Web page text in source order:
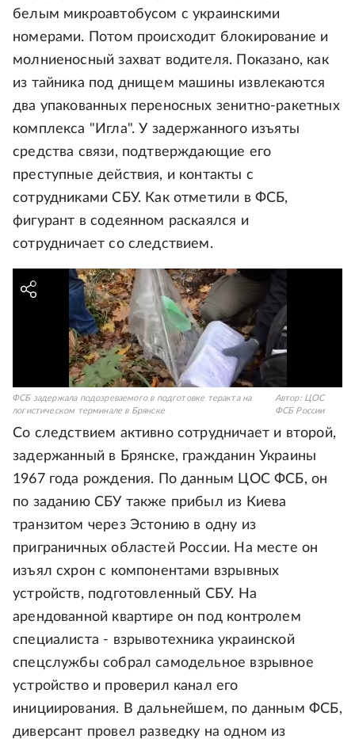
белым микроавтобусом с украинскими
номерами. Потом происходит блокирование и
молниеносный захват водителя. Показано, как
из тайника под днищем машины извлекаются
два упакованных переносных зенитно-ракетных
комплекса "Игла". У задержанного изъяты
средства связи, подтверждающие его
преступные действия, и контакты с
сотрудниками СБУ. Как отметили в ФСБ,
фигурант в содеянном раскаялся и
сотрудничает со следствием.
ФСБ задержала подозреваемого в подготовке теракта на
логистическом терминале в Брянске
Автор: ЦОС
ФСБ России
Со следствием активно сотрудничает и второй,
задержанный в Брянске, гражданин Украины
1967 года рождения. По данным ЦОС ФСБ, он
по заданию СБУ также прибыл из Киева
транзитом через Эстонию в одну из
приграничных областей России. На месте он
изъял схрон с компонентами взрывных
устройств, подготовленный СБУ. На
арендованной квартире он под контролем
специалиста - взрывотехника украинской
спецслужбы собрал самодельное взрывное
устройство и проверил канал его
инициирования. В дальнейшем, по данным ФСБ,
диверсант провел разведку на одном из